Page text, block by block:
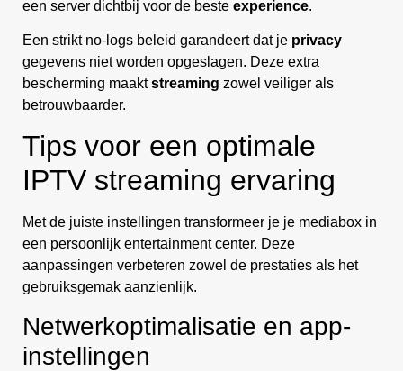
een server dichtbij voor de beste experience.
Een strikt no-logs beleid garandeert dat je privacy
gegevens niet worden opgeslagen. Deze extra
bescherming maaktstreaming zowel veiliger als
betrouwbaarder.
Tips voor een optimale
IPTV streaming ervaring
Met de juiste instellingen transformeer je je mediabox in
een persoonlijk entertainment center. Deze
aanpassingen verbeteren zowel de prestaties als het
gebruiksgemak aanzienlijk.
Netwerkoptimalisatie en app-
instellingen